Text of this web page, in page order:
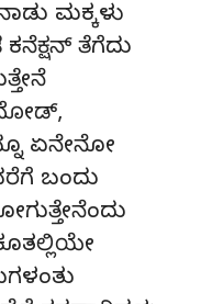
ಮಕ್ಕಳು
ಕನೆಕ್ಷನ್ ತೆಗೆದು
ಏನೇನೋ
ಬಂದು